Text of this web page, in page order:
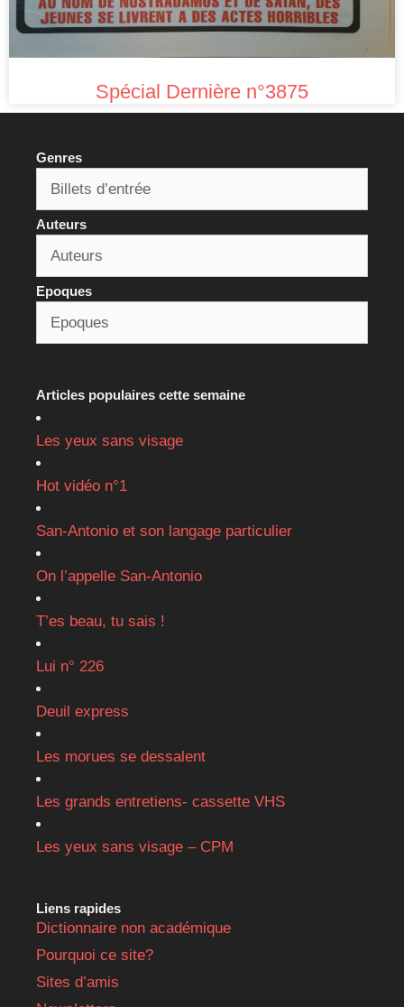
Spécial Dernière n°3875
Genres
Auteurs
Epoques
Articles populaires cette semaine
Les yeux sans visage
Hot vidéo n°1
San-Antonio et son langage particulier
On l’appelle San-Antonio
T’es beau, tu sais !
Lui n° 226
Deuil express
Les morues se dessalent
Les grands entretiens- cassette VHS
Les yeux sans visage – CPM
Liens rapides
Dictionnaire non académique
Pourquoi ce site?
Sites d’amis